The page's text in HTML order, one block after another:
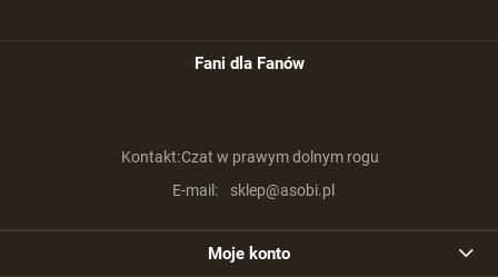
Fani dla Fanów
Kontakt:Czat w prawym dolnym rogu
E-mail:
sklep@asobi.pl
Moje konto